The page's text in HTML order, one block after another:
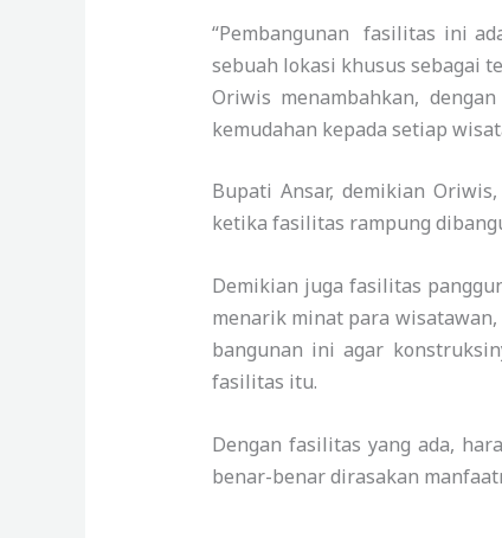
“Pembangunan fasilitas ini
sebuah lokasi khusus sebagai
Oriwis menambahkan,
kemudahan kepada setiap
Bupati Ansar, demikian
ketika fasilitas rampung
Demikian juga fasilitas
menarik minat para
bangunan ini agar
fasilitas itu.
Dengan fasilitas yang ada,
benar-benar dirasakan